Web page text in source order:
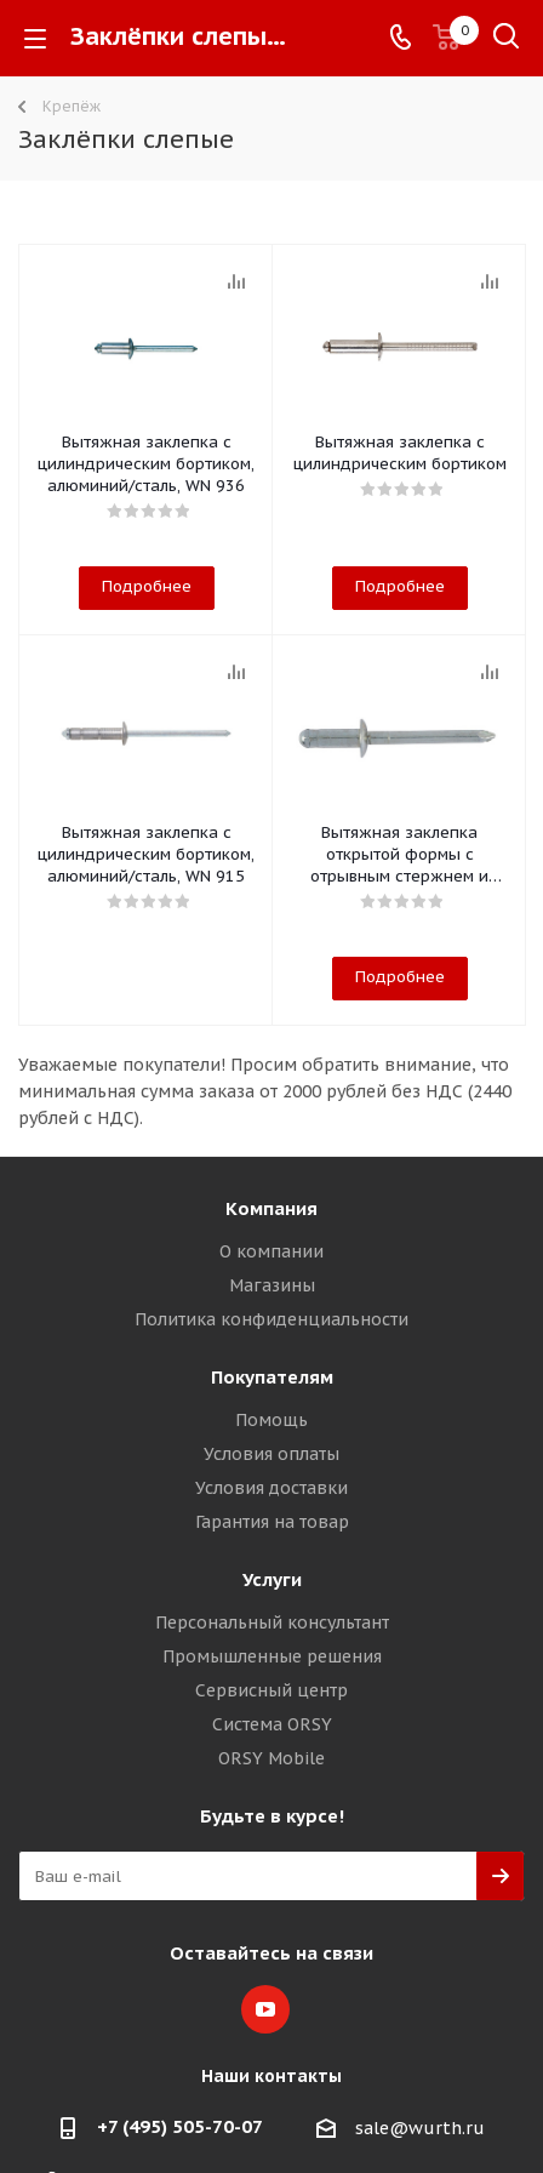
Заклёпки слепые - 0
Крепёж
Заклёпки слепые
Вытяжная заклепка с
цилиндрическим бортиком,
алюминий/сталь, WN 936
Подробнее
Вытяжная заклепка с
цилиндрическим бортиком
Подробнее
Вытяжная заклепка с
цилиндрическим бортиком,
алюминий/сталь, WN 915
Вытяжная заклепка
открытой формы с
отрывным стержнем и
плоской головкой
Подробнее
Уважаемые покупатели! Просим обратить внимание, что
минимальная сумма заказа от 2000 рублей без НДС (2440
рублей с НДС).
Компания
О компании
Магазины
Политика конфиденциальности
Покупателям
Помощь
Условия оплаты
Условия доставки
Гарантия на товар
Услуги
Персональный консультант
Промышленные решения
Сервисный центр
Система ORSY
ORSY Mobile
Будьте в курсе!
Оставайтесь на связи
Наши контакты
+7 (495) 505-70-07 sale@wurth.ru